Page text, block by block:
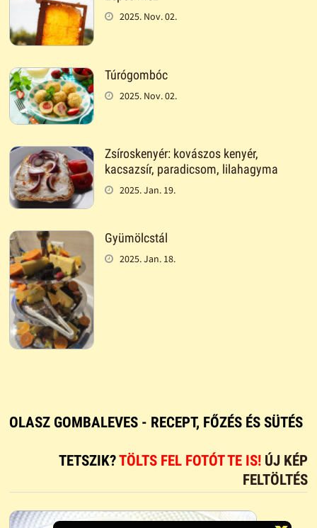
2025. Nov. 02.
Túrógombóc
2025. Nov. 02.
Zsíroskenyér: kovászos kenyér,
kacsazsír, paradicsom, lilahagyma
2025. Jan. 19.
Gyümölcstál
2025. Jan. 18.
OLASZ GOMBALEVES - RECEPT, FŐZÉS ÉS SÜTÉS
TETSZIK?TÖLTS FEL FOTÓT TE IS! ÚJ KÉP
FELTÖLTÉS